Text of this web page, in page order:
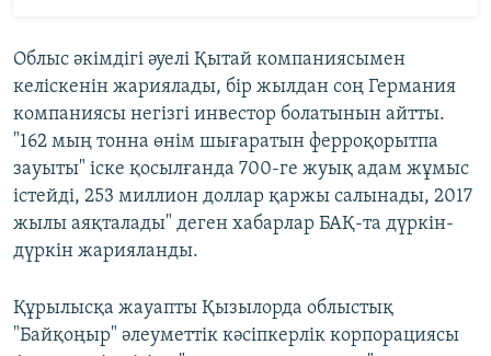
Облыс әкімдігі әуелі Қытай компаниясымен
келіскенін жариялады, бір жылдан соң Германия
компаниясы негізгі инвестор болатынын айтты.
"162 мың тонна өнім шығаратын ферроқорытпа
зауыты" іске қосылғанда 700-ге жуық адам жұмыс
істейді, 253 миллион доллар қаржы салынады, 2017
жылы аяқталады" деген хабарлар БАҚ-та дүркін-
дүркін жарияланды.
Құрылысқа жауапты Қызылорда облыстық
"Байқоңыр" әлеуметтік кәсіпкерлік корпорациясы